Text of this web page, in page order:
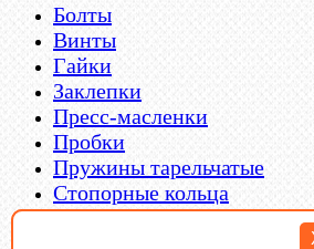
Болты
Винты
Гайки
Заклепки
Пресс-масленки
Пробки
Пружины тарельчатые
Стопорные кольца
Такелаж